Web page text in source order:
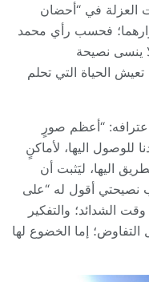
العزلة في “أحضان
فحسب رأي محمد
ينسى نصيحة
الحياة التي تحلم
“أعظم صورٍ
للوصول اليها، لأماكنٍ
اليها، ليَثبت أن
نصيحتي أقول له “على
الشدائد؛ والتفكير
التفاوض؛ إما الخضوع لها